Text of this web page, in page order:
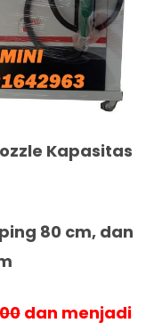
Kapasitas
80 cm, dan
dan menjadi